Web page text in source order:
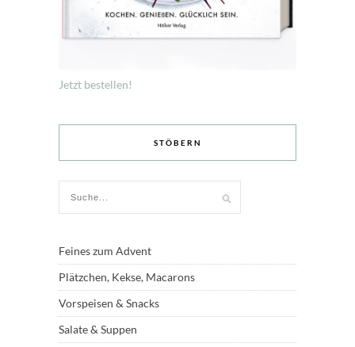
Jetzt bestellen!
STÖBERN
Feines zum Advent
Plätzchen, Kekse, Macarons
Vorspeisen & Snacks
Salate & Suppen